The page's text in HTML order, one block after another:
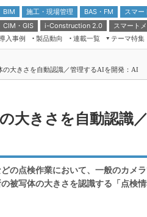
BIM 施工・現場管理 BAS・FM
スマー
CIM・GIS i-Construction 2.0
スマート
入事例 製品動向 連載一覧
テーマ特集
ンがもたらす建設業界の“ゲー
ンジ” Ver.2.0
時代のスマートビル
第8回 国際 建設・測量展
築・土木・不動産の先端技術展－
メンテナンス・レジリエンスOSAKA
日本 ものづくりワールド 2020
の大きさを自動認識／管理するAIを開発：AI
大きさを自動認識
の点検作業において、一般のカメ
被写体の大きさを認識する「点検